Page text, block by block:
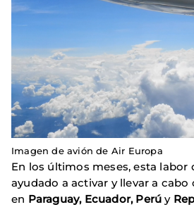
Imagen de avión de Air Europa
En los últimos meses, esta labor
ayudado a activar y llevar a
en Paraguay, Ecuador, Perúy